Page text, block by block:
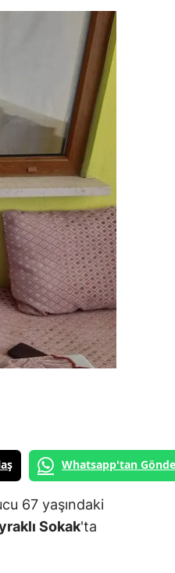
Whatsapp'tan
67 yaşındaki
Sokak'ta